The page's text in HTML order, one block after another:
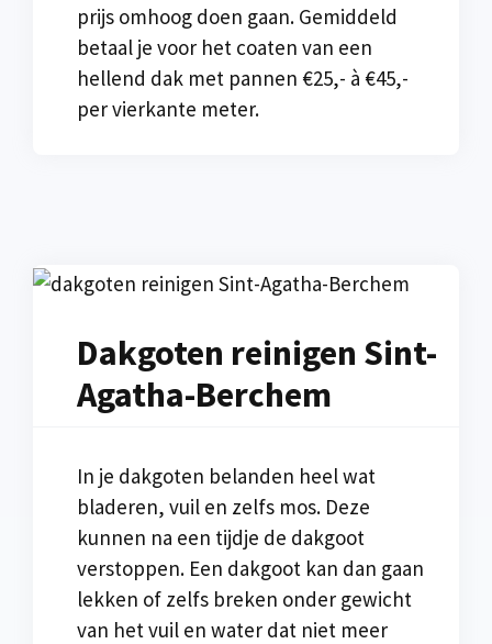
prijs omhoog doen gaan. Gemiddeld
betaal je voor het coaten van een
hellend dak met pannen €25,- à €45,-
per vierkante meter.
Dakgoten reinigen Sint-
Agatha-Berchem
In je dakgoten belanden heel wat
bladeren, vuil en zelfs mos. Deze
kunnen na een tijdje de dakgoot
verstoppen. Een dakgoot kan dan gaan
lekken of zelfs breken onder gewicht
van het vuil en water dat niet meer